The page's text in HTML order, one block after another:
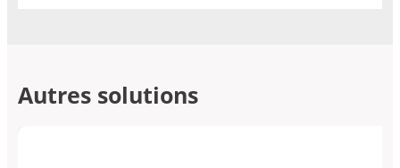
Autres solutions